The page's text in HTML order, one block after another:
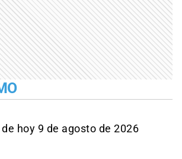
hoy 9 de agosto de 2026